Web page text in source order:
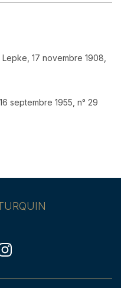
17 novembre 1908,
septembre 1955, n° 29